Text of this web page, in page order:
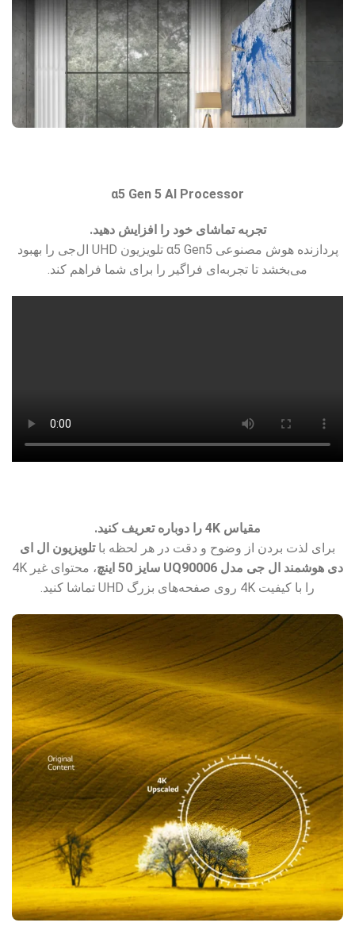
α5 Gen 5 AI Processor
تجربه تماشای خود را افزایش دهید.
پردازنده هوش مصنوعی α5 Gen5 تلویزیون UHD ال‌جی را بهبود
می‌بخشد تا تجربه‌ای فراگیر را برای شما فراهم کند.
مقیاس 4K را دوباره تعریف کنید.
برای لذت بردن از وضوح و دقت در هر لحظه با تلویزیون ال ای
دی هوشمند ال‌ جی مدل UQ90006 سایز 50 اینچ
، محتوای غیر 4K
را با کیفیت 4K روی صفحه‌های بزرگ UHD تماشا کنید.